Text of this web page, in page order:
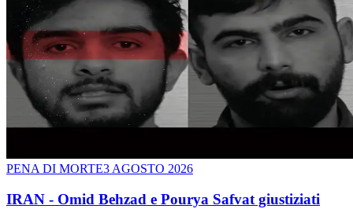
PENA DI MORTE3 AGOSTO 2026
IRAN - Omid Behzad e Pourya Safvat giustiziati